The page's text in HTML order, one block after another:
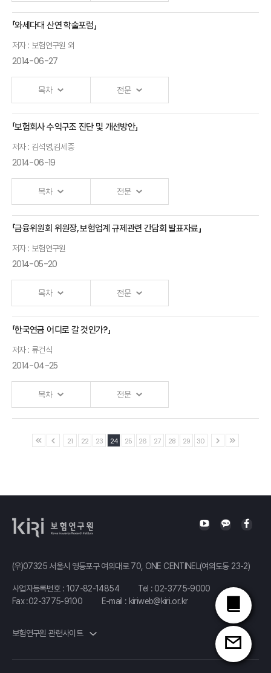
「와세다대 산연 학술포럼」
저자 : 보험연구원 외
2014-06-27
목차 전문
their Implications to the Risk
Management」 발표자 :보험연구원 외
「보험회사 수익구조 진단 및 개선방안」
저자 : 김석영,김세중
2014-06-19
목차 전문
「금융위원회 위원장, 보험업계 규제관련 간담회 발표자료」
저자 : 보험연구원
2014-05-20
목차 전문
「한국연금 어디로 갈 것인가?」
저자 : 류건식
2014-04-25
목차 전문
Ⅰ.「사적연금의 사회안전망 역할과 정책방안」 발표자 :류건식
21 22 23 24 25 26 27 28 29 30
(우)07325 서울시 영등포구 여의대로 70, ONE CENTINEL(여의도동 23-2)
사업자등록번호 : 107-82-14854 Tel : 02-3775-9000
Fax :02-3775-9100
E-mail : kiriweb@kiri.or.kr
보험연구원 관련사이트